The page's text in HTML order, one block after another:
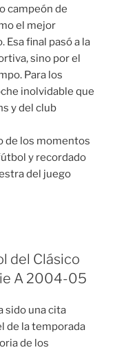
campeón de
el mejor
final pasó a la
sino por el
Para los
inolvidable que
y del club
de los momentos
y recordado
del juego
del Clásico
A 2004-05
sido una cita
de la temporada
de los